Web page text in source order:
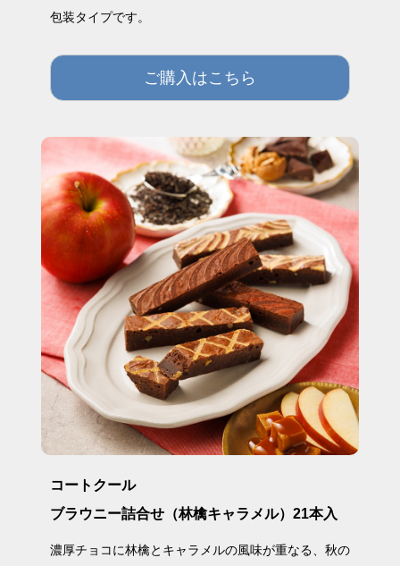
包装タイプです。
ご購入はこちら
コートクール
ブラウニー詰合せ（林檎キャラメル）21本入
濃厚チョコに林檎とキャラメルの風味が重なる、秋の